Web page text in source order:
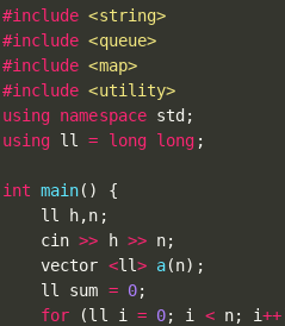
#include <string>
#include <queue>
#include <map>
#include <utility>
using namespace std ;
using ll = long long ;
int main( )
{
    ll h
,n ;
    cin
>> h >> n;
    vector
<ll> a(n) ;
    ll sum
= 0;
for
(ll i = 0; i < n; i++